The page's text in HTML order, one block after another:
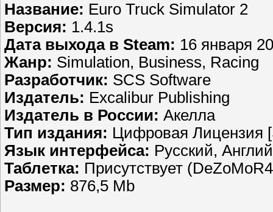
Название: Euro Truck Simulator 2
Версия: 1.4.1s
Дата выхода в Steam: 16 января
Жанр: Simulation, Business, Racing
Разработчик: SCS Software
Издатель: Excalibur Publishing
Издатель в России: Акелла
Тип издания: Цифровая Лицензия
Язык интерфейса: Русский,
Таблетка: Присутствует
Размер: 876,5 Mb